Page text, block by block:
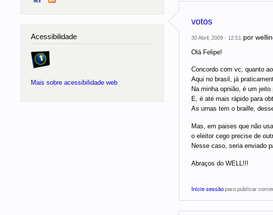
votos
30 Abril, 2009 - 12:51 por
Olá Felipe!
Concordo com vc, quanto
Aqui no brasil, já
Na minha opnião, é um
E, é até mais rápido para
As urnas tem o braille,
Mas, em paises que não
o eleitor cego precise de
Nesse caso, seria enviado
Abraços do WELL!!!
Inicie sessãopara publicar
Acessibilidade
Mais sobre acessibilidade web